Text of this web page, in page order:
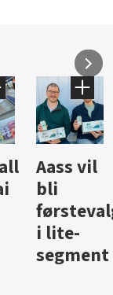
Hard
iste fra
Hansa